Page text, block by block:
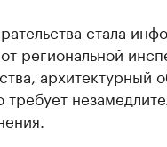
стала
региональной
архитектурный